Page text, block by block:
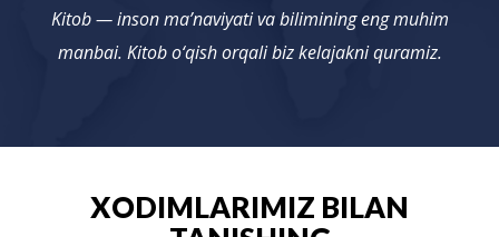
Kitob — inson ma’naviyati va bilimining eng muhim
manbai. Kitob o‘qish orqali biz kelajakni quramiz.
XODIMLARIMIZ BILAN